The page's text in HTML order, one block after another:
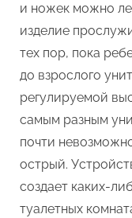
и ножек можно
изделие
тех пор, пока
до взрослого
регулируемой
самым разным
почти
острый.
создает каких-
туалетных